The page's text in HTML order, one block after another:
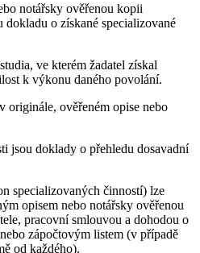
notářsky ověřenou kopii
dokladu o získané specializované
ve kterém žadatel získal
k výkonu daného povolání.
ověřeném opise nebo
jsou doklady o přehledu dosavadní
specializovaných činností) lze
opisem nebo notářsky ověřenou
pracovní smlouvou a dohodou o
zápočtovým listem (v případě
od každého).